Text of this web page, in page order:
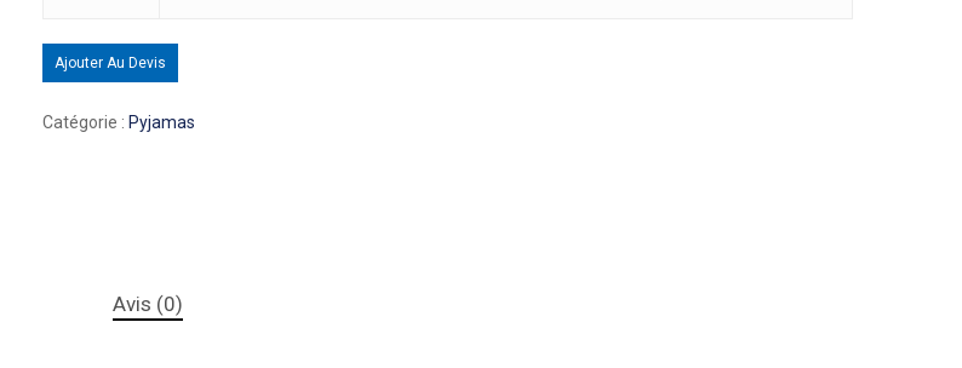
Ajouter Au Devis
Catégorie : Pyjamas
Avis (0)